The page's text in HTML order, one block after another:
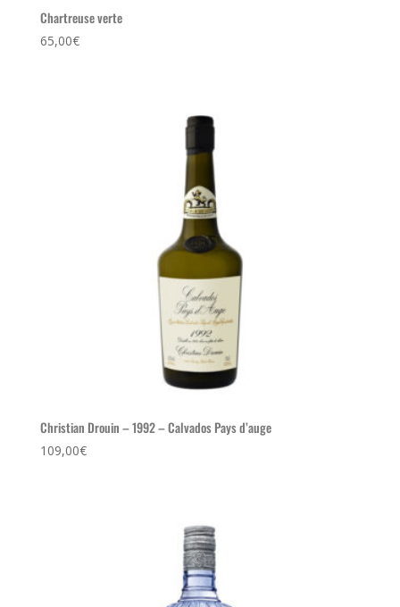
Chartreuse verte
65,00€
Christian Drouin – 1992 – Calvados Pays d’auge
109,00€